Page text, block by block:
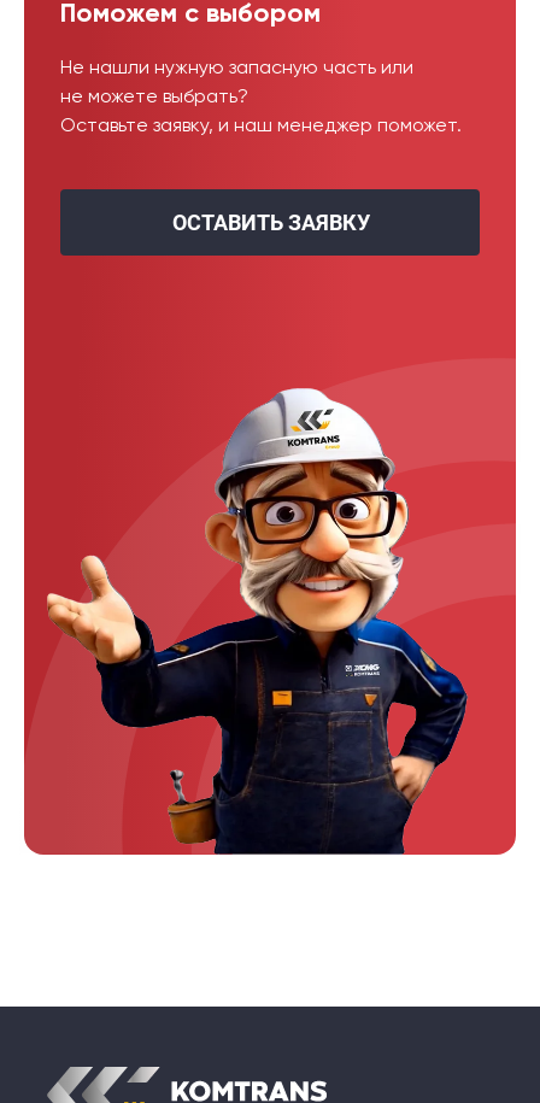
Поможем с выбором
Не нашли нужную запасную часть или
не можете выбрать?
Оставьте заявку, и наш менеджер поможет.
ОСТАВИТЬ ЗАЯВКУ